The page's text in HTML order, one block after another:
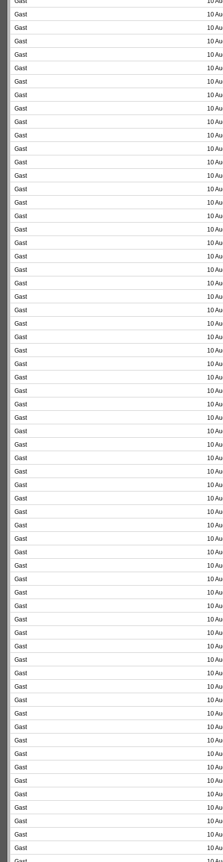
Gast
10
Gast
10
Gast
10
Gast
10
Gast
10
Gast
10
Gast
10
Gast
10
Gast
10
Gast
10
Gast
10
Gast
10
Gast
10
Gast
10
Gast
10
Gast
10
Gast
10
Gast
10
Gast
10
Gast
10
Gast
10
Gast
10
Gast
10
Gast
10
Gast
10
Gast
10
Gast
10
Gast
10
Gast
10
Gast
10
Gast
10
Gast
10
Gast
10
Gast
10
Gast
10
Gast
10
Gast
10
Gast
10
Gast
10
Gast
10
Gast
10
Gast
10
Gast
10
Gast
10
Gast
10
Gast
10
Gast
10
Gast
10
Gast
10
Gast
10
Gast
10
Gast
10
Gast
10
Gast
10
Gast
10
Gast
10
Gast
10
Gast
10
Gast
10
Gast
10
Gast
10
Gast
10
Gast
10